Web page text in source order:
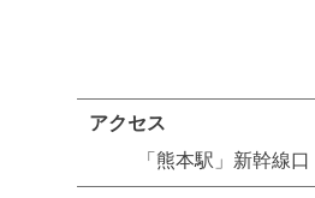
アクセス
「熊本駅」新幹線